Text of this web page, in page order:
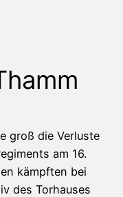
groß die Verluste
am 16.
kämpften bei
des Torhauses